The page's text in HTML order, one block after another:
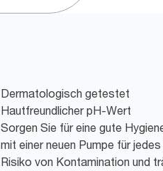
Dermatologisch getestet
Hautfreundlicher pH-Wert
Sorgen Sie für eine gute
mit einer neuen Pumpe für
Risiko von Kontamination und